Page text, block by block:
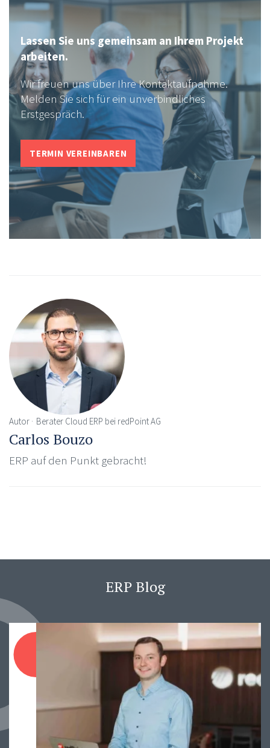
Lassen Sie uns gemeinsam an Ihrem Projekt
arbeiten.
Wir freuen uns über Ihre Kontaktaufnahme.
Melden Sie sich für ein unverbindliches
Erstgespräch.
TERMIN VEREINBAREN
Autor Berater Cloud ERP bei redPoint AG
Carlos Bouzo
ERP auf den Punkt gebracht!
ERP Blog